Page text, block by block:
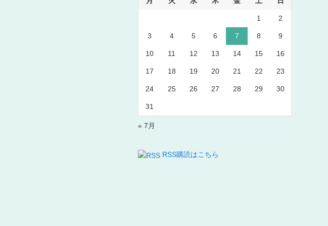
1 2
3 4 5 6 7 8 9
10 11 12 13 14 15 16
17 18 19 20 21 22 23
24 25 26 27 28 29 30
31
« 7月
RSS購読はこちら